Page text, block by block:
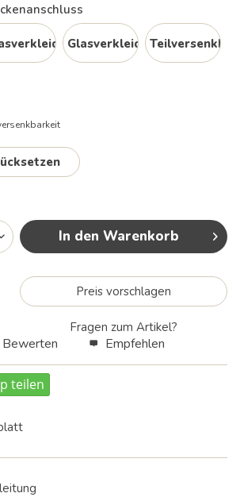
Glasverkleidung
In den Warenkorb
Preis vorschlagen
Fragen zum Artikel?
Bewerten Empfehlen